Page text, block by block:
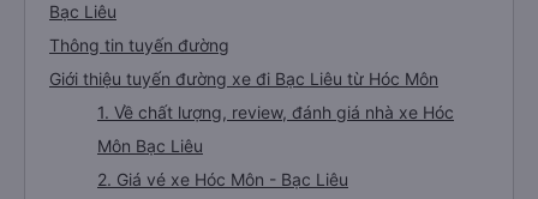
Bạc Liêu
Thông tin tuyến đường
Giới thiệu tuyến đường xe đi Bạc Liêu từ Hóc Môn
1. Về chất lượng, review, đánh giá nhà xe Hóc
Môn Bạc Liêu
2. Giá vé xe Hóc Môn - Bạc Liêu